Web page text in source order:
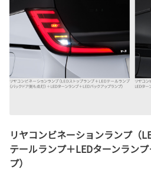
リヤコンビネーションランプ（
テールランプ＋LEDターンラン
プ）